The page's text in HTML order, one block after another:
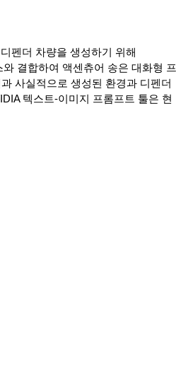
펜더 차량을 생성하기 위해
결합하여 액센츄어 송은 대화형 프
사실적으로 생성된 환경과 디펜더
텍스트-이미지 프롬프트 툴은 현